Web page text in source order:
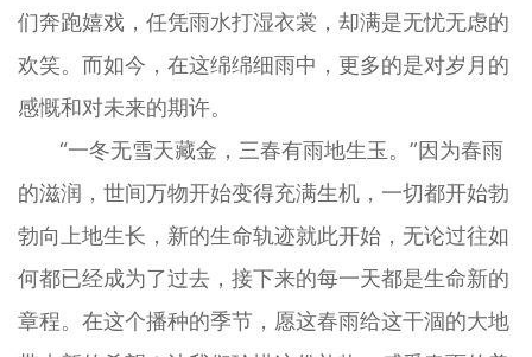
们奔跑嬉戏，任凭雨水打湿衣裳，却满是无忧无虑的
欢笑。而如今，在这绵绵细雨中，更多的是对岁月的
感慨和对未来的期许。
“一冬无雪天藏金，三春有雨地生玉。”因为春雨
的滋润，世间万物开始变得充满生机，一切都开始勃
勃向上地生长，新的生命轨迹就此开始，无论过往如
何都已经成为了过去，接下来的每一天都是生命新的
章程。在这个播种的季节，愿这春雨给这干涸的大地